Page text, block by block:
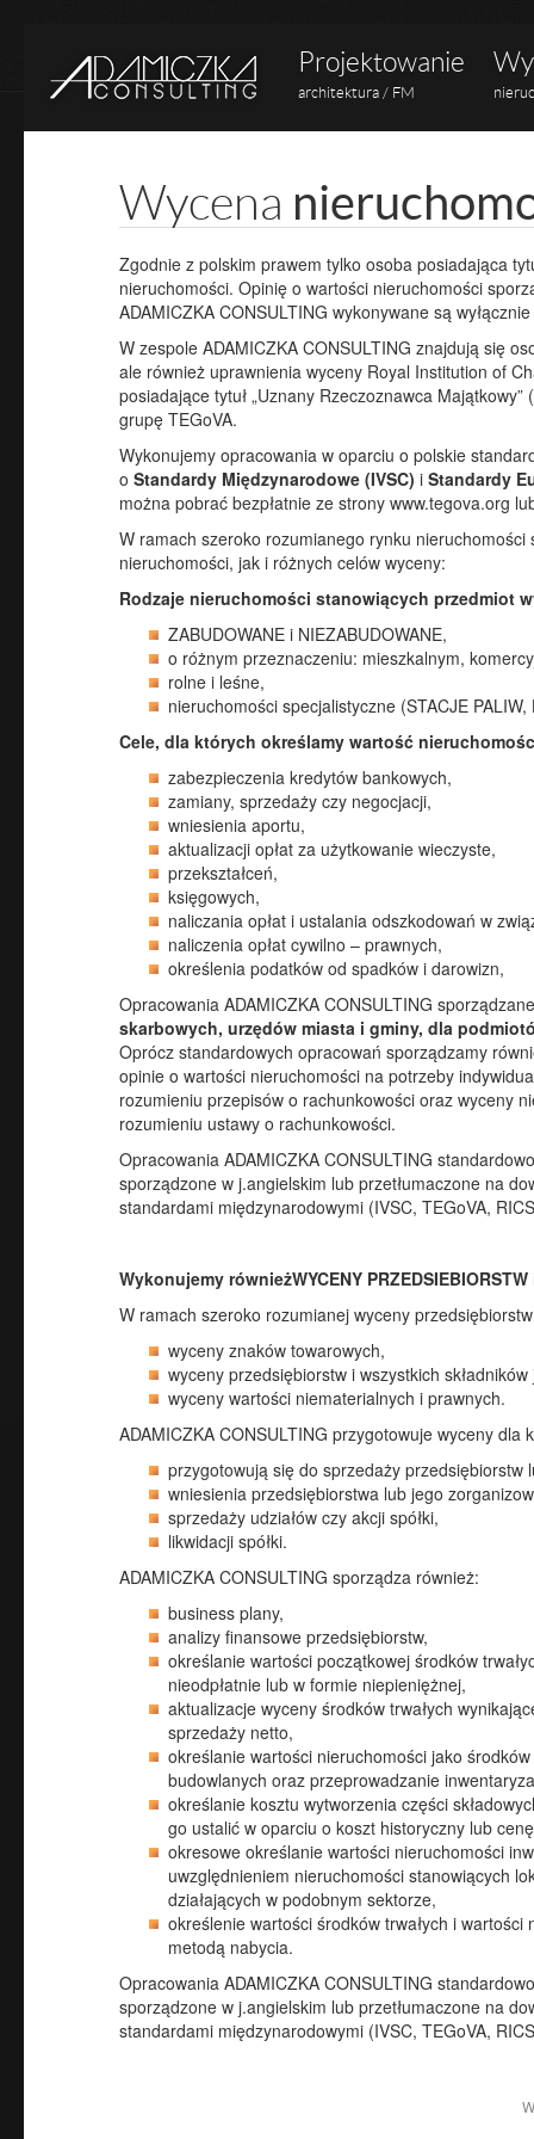
Projektowanie
architektura / FM
Wycena
Zgodnie z polskim prawem tylko osoba posiadająca
nieruchomości. Opinię o wartości nieruchomości
ADAMICZKA CONSULTING wykonywane są
W zespole ADAMICZKA CONSULTING znajdują się
ale również uprawnienia wyceny Royal Institution of
posiadające tytuł „Uznany Rzeczoznawca Majątkowy”
grupę TEGoVA.
Wykonujemy opracowania w oparciu o polskie
o Standardy Międzynarodowe (IVSC) i Standardy
można pobrać bezpłatnie ze strony www.tegova.org
W ramach szeroko rozumianego rynku
nieruchomości, jak i różnych celów wyceny:
Rodzaje nieruchomości stanowiących przedmiot
ZABUDOWANE i NIEZABUDOWANE,
o różnym przeznaczeniu: mieszkalnym,
rolne i leśne,
nieruchomości specjalistyczne (STACJE
Cele, dla których określamy wartość
zabezpieczenia kredytów bankowych,
zamiany, sprzedaży czy negocjacji,
wniesienia aportu,
aktualizacji opłat za użytkowanie wieczyste,
przekształceń,
księgowych,
naliczania opłat i ustalania odszkodowań w
naliczenia opłat cywilno – prawnych,
określenia podatków od spadków i darowizn,
Opracowania ADAMICZKA CONSULTING
skarbowych, urzędów miasta i gminy, dla
Oprócz standardowych opracowań sporządzamy
opinie o wartości nieruchomości na potrzeby
rozumieniu przepisów o rachunkowości oraz wyceny
rozumieniu ustawy o rachunkowości.
Opracowania ADAMICZKA CONSULTING
sporządzone w j.angielskim lub przetłumaczone na
standardami międzynarodowymi (IVSC, TEGoVA,
Wykonujemy równieżWYCENY
W ramach szeroko rozumianej wyceny
wyceny znaków towarowych,
wyceny przedsiębiorstw i wszystkich
wyceny wartości niematerialnych i prawnych.
ADAMICZKA CONSULTING przygotowuje wyceny dla
przygotowują się do sprzedaży przedsiębiorstw
wniesienia przedsiębiorstwa lub jego
sprzedaży udziałów czy akcji spółki,
likwidacji spółki.
ADAMICZKA CONSULTING sporządza również:
business plany,
analizy finansowe przedsiębiorstw,
określanie wartości początkowej środków
nieodpłatnie lub w formie niepieniężnej,
aktualizacje wyceny środków trwałych
sprzedaży netto,
określanie wartości nieruchomości jako
budowlanych oraz przeprowadzanie
określanie kosztu wytworzenia części
go ustalić w oparciu o koszt historyczny lub
okresowe określanie wartości nieruchomości
uwzględnieniem nieruchomości stanowiących
działających w podobnym sektorze,
określenie wartości środków trwałych i wartości
metodą nabycia.
Opracowania ADAMICZKA CONSULTING
sporządzone w j.angielskim lub przetłumaczone na
standardami międzynarodowymi (IVSC, TEGoVA,